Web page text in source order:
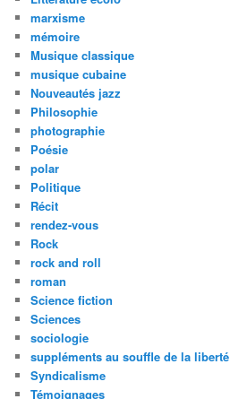
marxisme
mémoire
Musique classique
musique cubaine
Nouveautés jazz
Philosophie
photographie
Poésie
polar
Politique
Récit
rendez-vous
Rock
rock and roll
roman
Science fiction
Sciences
sociologie
suppléments au souffle de la liberté
Syndicalisme
Témoignages